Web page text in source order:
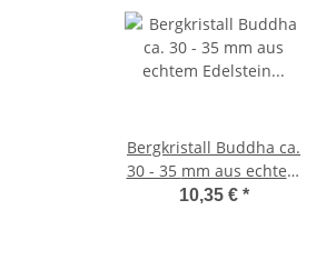
Bergkristall Buddha ca.
30 - 35 mm aus echtem
Edelstein Happy
10,35 € *